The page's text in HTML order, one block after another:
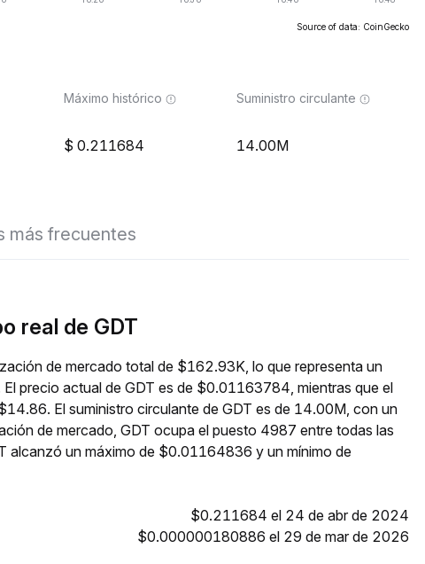
Source of data: CoinGecko
Máximo histórico
0.211684
Suministro circulante
14.00M
más frecuentes
real de GDT
de mercado total de $162.93K, lo que representa un
precio actual de GDT es de $0.01163784, mientras que el
El suministro circulante de GDT es de 14.00M, con un
de mercado, GDT ocupa el puesto 4987 entre todas las
alcanzó un máximo de $0.01164836 y un mínimo de
$0.211684 el 24 de abr de 2024
$0.000000180886 el 29 de mar de 2026